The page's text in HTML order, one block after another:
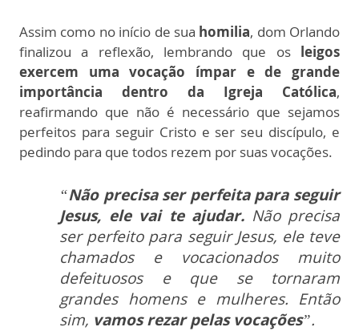
Assim como no início de sua homilia, dom Orlando
finalizou a reflexão, lembrando que os leigos
exercem uma vocação ímpar e de grande
importância dentro da Igreja Católica,
reafirmando que não é necessário que sejamos
perfeitos para seguir Cristo e ser seu discípulo, e
pedindo para que todos rezem por suas vocações.
“Não precisa ser perfeita para seguir
Jesus, ele vai te ajudar.Não precisa
ser perfeito para seguir Jesus, ele teve
chamados e vocacionados muito
defeituosos e que se tornaram
grandes homens e mulheres. Então
sim, vamos rezar pelas vocações”.